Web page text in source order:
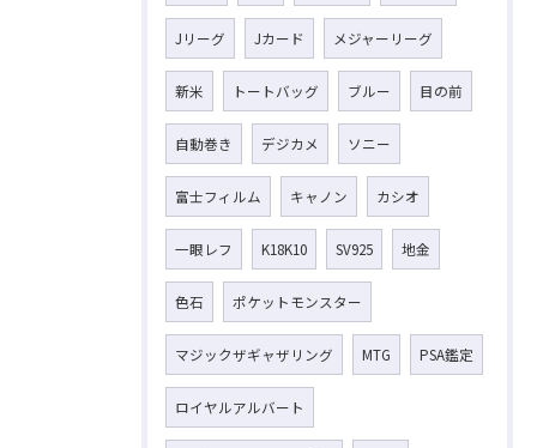
Jリーグ Jカード メジャーリーグ
新米 トートバッグ ブルー 目の前
自動巻き デジカメ ソニー
富士フィルム キャノン カシオ
一眼レフ K18K10 SV925 地金
色石 ポケットモンスター
マジックザギャザリング MTG PSA鑑定
ロイヤルアルバート